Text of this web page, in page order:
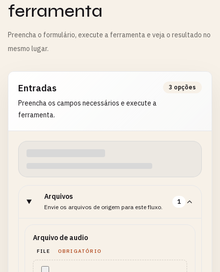
ferramenta
Preencha o formulário, execute a ferramenta e veja o resultado no
mesmo lugar.
Entradas
Preencha os campos necessários e execute a
ferramenta.
3 opções
Arquivos
Envie os arquivos de origem para este fluxo.
1
Arquivo de audio
FILE OBRIGATÓRIO